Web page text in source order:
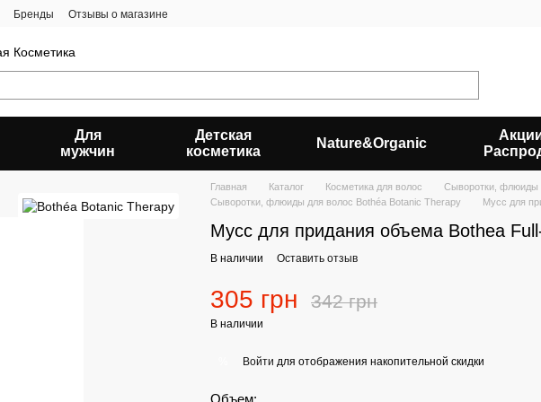
Бренды Отзывы о магазине
Косметика
Для
мужчин
Детская
косметика
Nature&Organic
Главная Каталог Косметика для волос
Сыворотки, флюиды
Сыворотки, флюиды для волос Bothéa Botanic Therapy
Мусс для
Мусс для придания объема Bothea
В наличии Оставить отзыв
305 грн 342 грн
В наличии
Войти для отображения накопительной скидки
Объем: